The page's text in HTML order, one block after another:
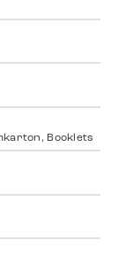
Booklets